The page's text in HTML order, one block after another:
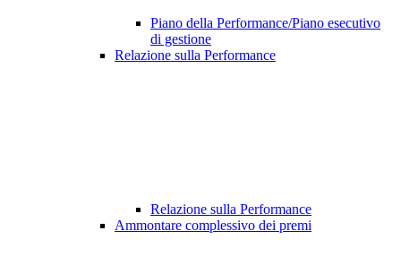
Piano della Performance/Piano esecutivo
di gestione
Relazione sulla Performance
Relazione sulla Performance
Ammontare complessivo dei premi